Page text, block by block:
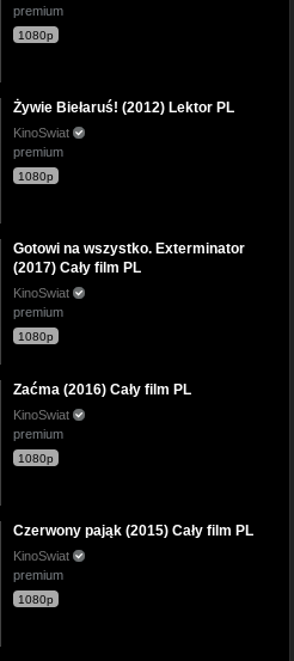
premium
1080p
Żywie Biełaruś! (2012) Lektor PL
KinoSwiat
premium
1080p
Gotowi na wszystko. Exterminator
(2017) Cały film PL
KinoSwiat
premium
1080p
Zaćma (2016) Cały film PL
KinoSwiat
premium
1080p
Czerwony pająk (2015) Cały film PL
KinoSwiat
premium
1080p